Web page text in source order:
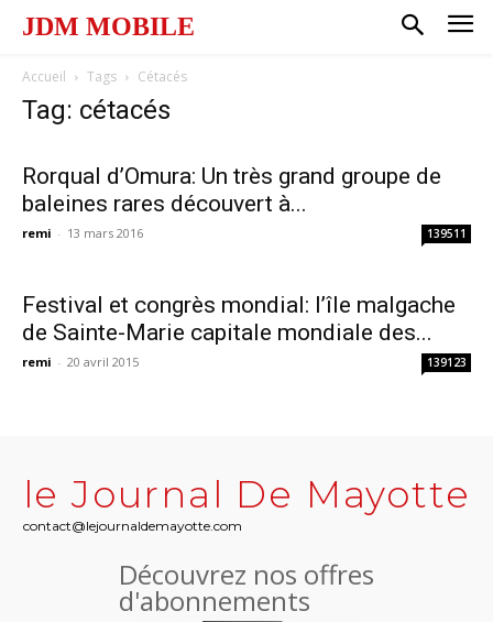
JDM MOBILE
Accueil Tags Cétacés
Tag: cétacés
Rorqual d’Omura: Un très grand groupe de
baleines rares découvert à...
remi - 13 mars 2016 139511
Festival et congrès mondial: l’île malgache
de Sainte-Marie capitale mondiale des...
remi - 20 avril 2015 139123
le Journal De Mayotte
contact@lejournaldemayotte.com
Découvrez nos offres
d'abonnements